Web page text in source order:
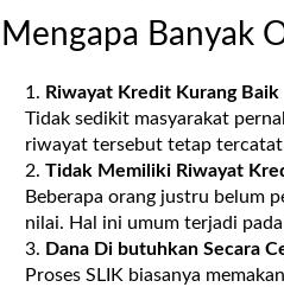
Mengapa Banyak
Riwayat Kredit Kurang Baik
Tidak sedikit masyarakat
riwayat tersebut tetap tercatat
Tidak Memiliki Riwayat
Beberapa orang justru belum
nilai. Hal ini umum terjadi
Dana Di butuhkan Secara
Proses SLIK biasanya